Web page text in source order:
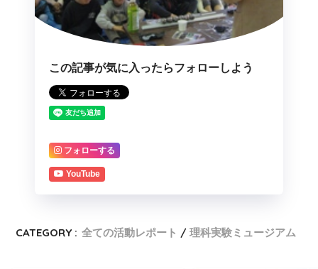
この記事が気に入ったらフォローしよう
フォローする
YouTube
CATEGORY : 全ての活動レポート 理科実験ミュージアム